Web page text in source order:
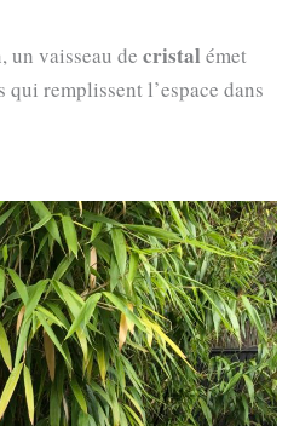
un vaisseau decristal émet
remplissent l’espace dans